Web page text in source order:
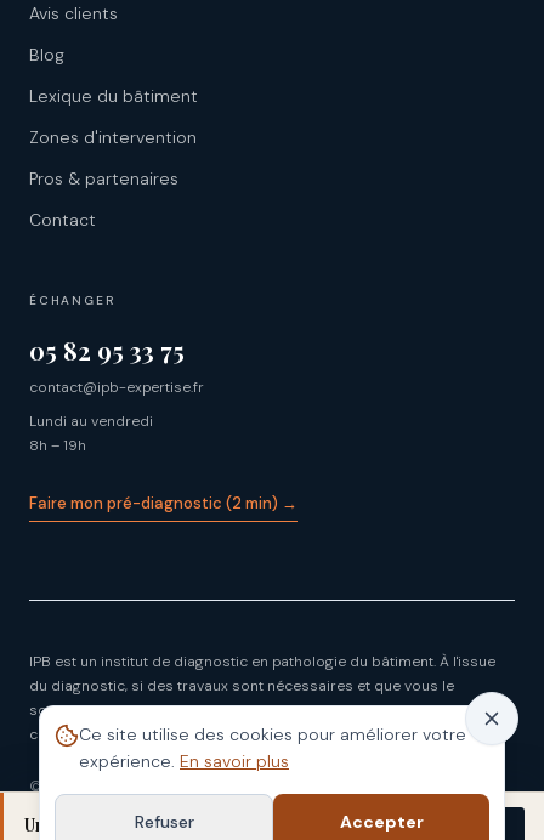
Avis clients
Blog
Lexique du bâtiment
Zones d'intervention
Pros & partenaires
Contact
ÉCHANGER
05 82 95 33 75
contact@ipb-expertise.fr
Lundi au vendredi
8h – 19h
Faire mon pré-diagnostic (2 min) →
IPB est un institut de diagnostic en pathologie du bâtiment. À l'issue
du diagnostic, si des travaux sont nécessaires et que vous le
souhaitez, IPB peut en assurer la coordination avec des entreprises
couvertes par leur garantie décennale.
©
Une fissure vous inquiète ? Démarrer
Ce site utilise des cookies pour améliorer votre
expérience. En savoir plus
Refuser Accepter